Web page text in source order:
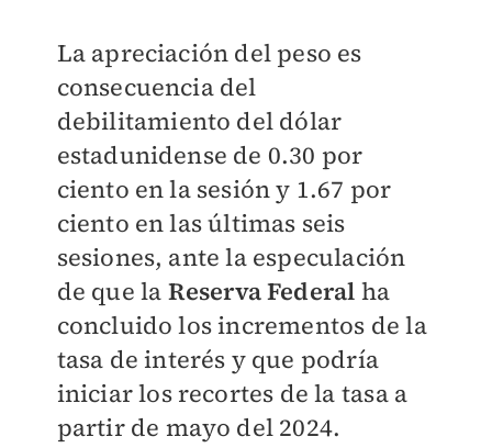
La apreciación del peso es
consecuencia del
debilitamiento del dólar
estadunidense de 0.30 por
ciento en la sesión y 1.67 por
ciento en las últimas seis
sesiones, ante la especulación
de que la Reserva Federal ha
concluido los incrementos de la
tasa de interés y que podría
iniciar los recortes de la tasa a
partir de mayo del 2024.